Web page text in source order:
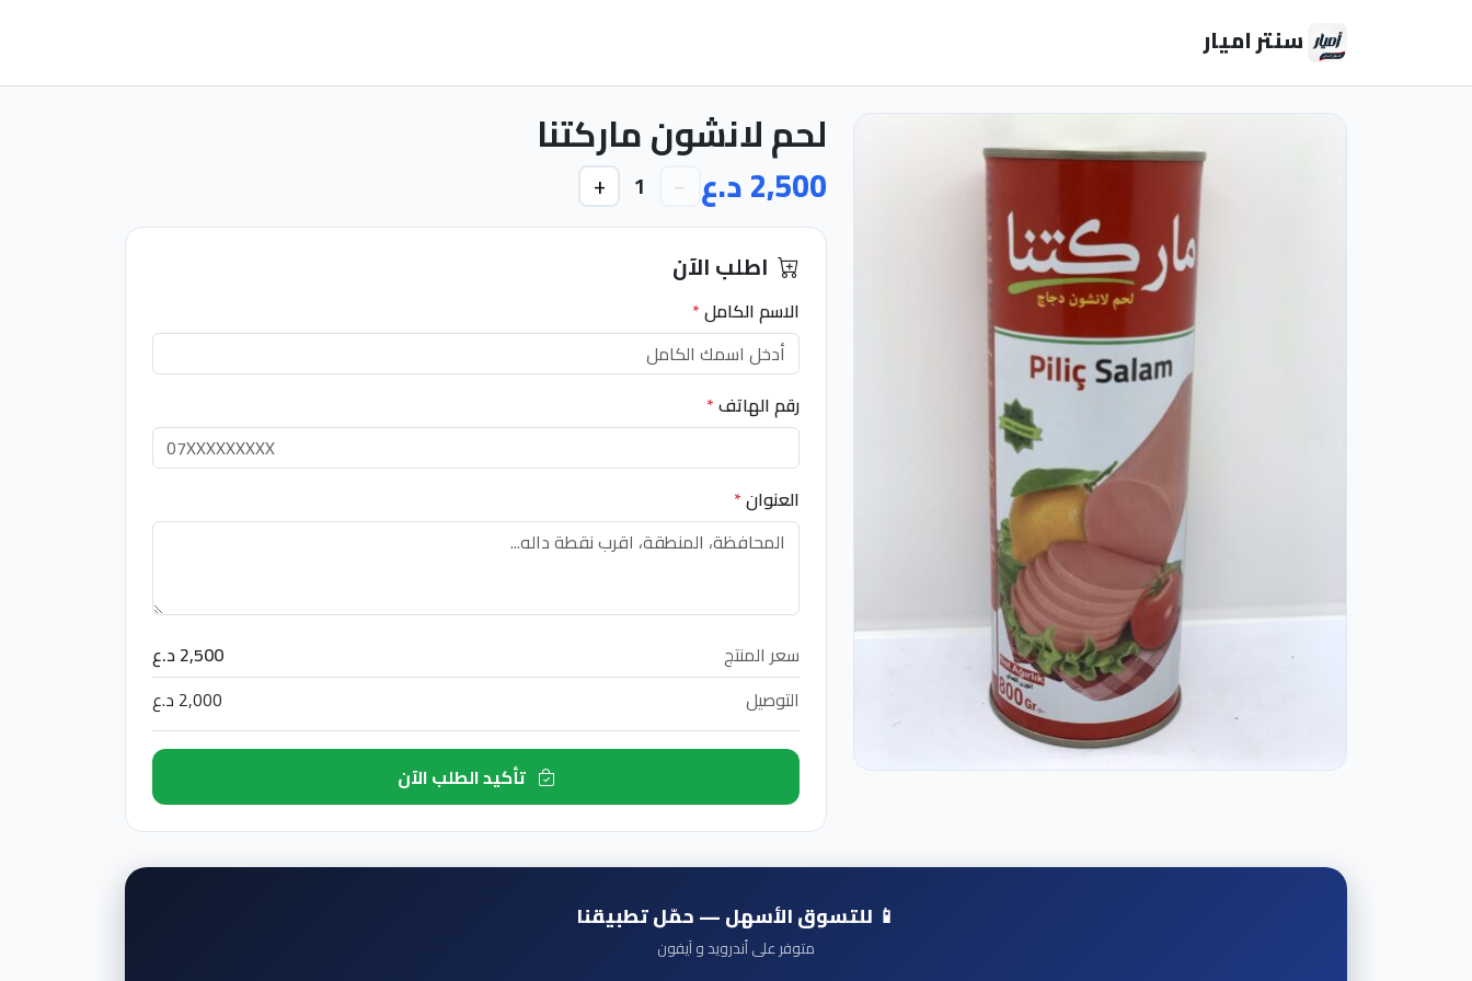
سنتر اميار
لحم لانشون ماركتنا
2,500 د.ع −
1
+
اطلب الآن
الاسم الكامل*
رقم الهاتف*
العنوان*
سعر المنتج
2,500 د.ع
التوصيل
2,000 د.ع
تأكيد الطلب الآن
📱 للتسوق الأسهل — حمّل تطبيقنا
متوفر على أندرويد و آيفون